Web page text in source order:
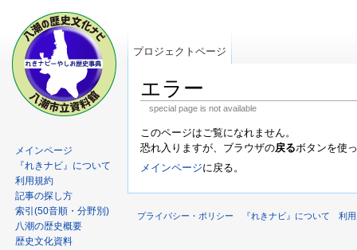
エラー
special page is not available
このページはご覧になれません。
恐れ入りますが、ブラウザの戻るボタンを使
メインページに戻る。
プロジェクトページ
メインページ
『れきナビ』について
利用規約
記事の探し方
索引(50音順・分野別)
八潮の歴史概要
歴史文化資料
プライバシー・ポリシー 『れきナビ』について 利